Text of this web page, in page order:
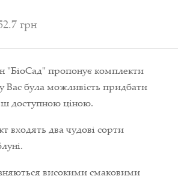
грн
"БіоСад" пропонує комплекти
Вас була можливість придбати
доступною ціною.
входять два чудові сорти
високими смаковими